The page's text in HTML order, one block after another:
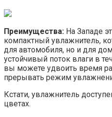
Преимущества: На Западе
компактный увлажнитель,
для автомобиля, но и для
устойчивый поток влаги в
вы можете удвоить время
прерывать режим
Кстати, увлажнитель
цветах.